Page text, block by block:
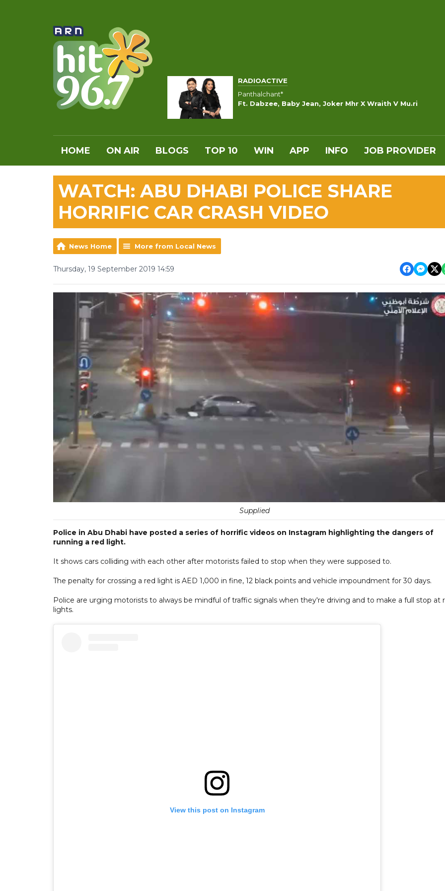
RADIOACTIVE
Panthalchant*
Ft. Dabzee, Baby Jean, Joker Mhr X Wraith V Mu.ri
HOME ON AIR BLOGS TOP 10 WIN APP INFO JOB PROVIDER
WATCH: ABU DHABI POLICE SHARE
HORRIFIC CAR CRASH VIDEO
News Home More from Local News
Thursday, 19 September 2019 14:59
Supplied
Police in Abu Dhabi have posted a series of horrific videos on Instagram highlighting the dangers of
running a red light.
It shows cars colliding with each other after motorists failed to stop when they were supposed to.
The penalty for crossing a red light is AED 1,000 in fine, 12 black points and vehicle impoundment for 30 days.
Police are urging motorists to always be mindful of traffic signals when they're driving and to make a full stop at
lights.
View this post on Instagram